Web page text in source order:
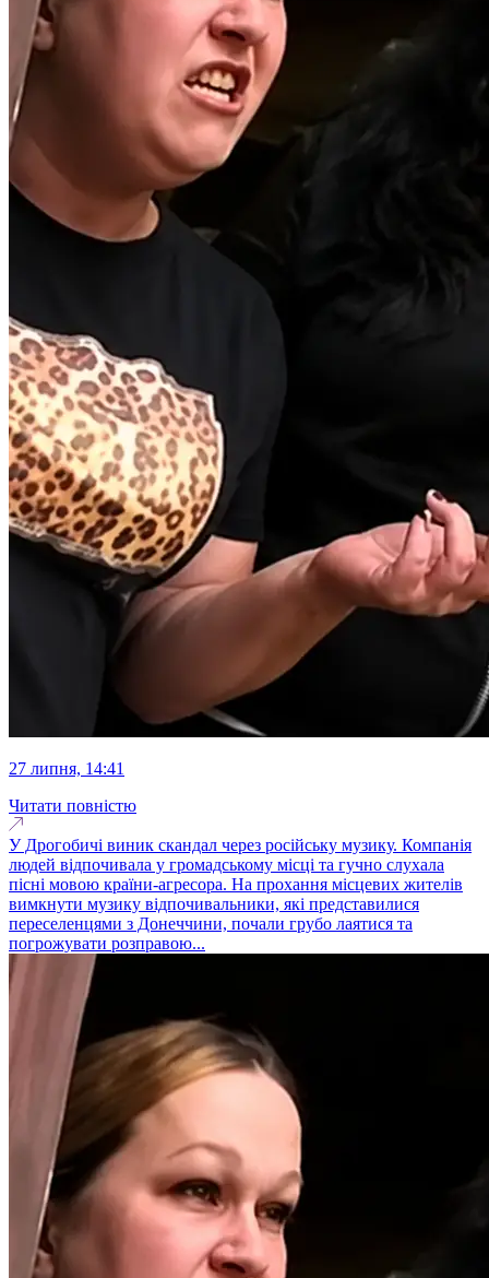
27 липня, 14:41
Читати повністю
У Дрогобичі виник скандал через російську музику. Компанія
людей відпочивала у громадському місці та гучно слухала
пісні мовою країни-агресора. На прохання місцевих жителів
вимкнути музику відпочивальники, які представилися
переселенцями з Донеччини, почали грубо лаятися та
погрожувати розправою...